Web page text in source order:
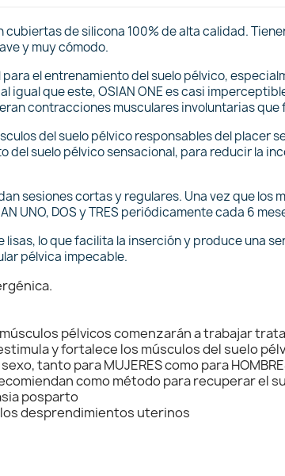
cubiertas de silicona 100% de alta calidad.
y muy cómodo.
para el entrenamiento del suelo pélvico,
igual que este, OSIAN ONE es casi
contracciones musculares involuntarias que
del suelo pélvico responsables del
del suelo pélvico sensacional, para reducir la
sesiones cortas y regulares. Una vez que los
UNO, DOS y TRES periódicamente cada 6
lo que facilita la inserción y produce una
pélvica impecable.
pélvicos comenzarán a trabajar
y fortalece los músculos del suelo
tanto para MUJERES como para
como método para recuperar el
posparto
desprendimientos uterinos